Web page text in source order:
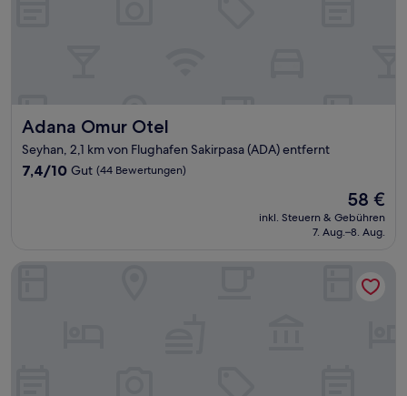
Adana Omur Otel
Adana Omur Otel
Seyhan, 2,1 km von Flughafen Sakirpasa (ADA) entfernt
7.4
7,4/10 Gut (44 Bewertungen)
Der
Preis
beträgt
58 €
inkl. Steuern & Gebühren
7. Aug.–8. Aug.
Adana Saray Hotel